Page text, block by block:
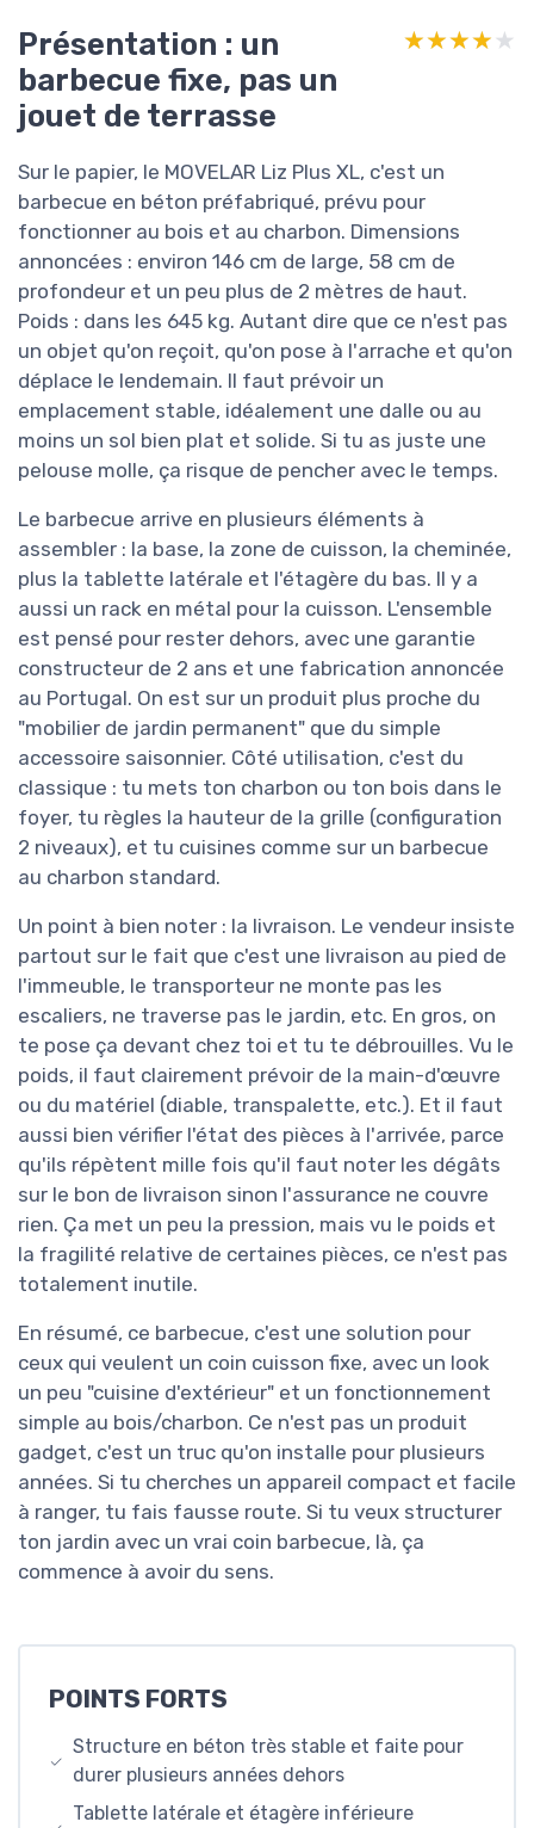
Présentation : un
barbecue fixe, pas un
jouet de terrasse
★★★★★
★★★★★
Sur le papier, le MOVELAR Liz Plus XL, c'est un
barbecue en béton préfabriqué, prévu pour
fonctionner au bois et au charbon. Dimensions
annoncées : environ 146 cm de large, 58 cm de
profondeur et un peu plus de 2 mètres de haut.
Poids : dans les 645 kg. Autant dire que ce n'est pas
un objet qu'on reçoit, qu'on pose à l'arrache et qu'on
déplace le lendemain. Il faut prévoir un
emplacement stable, idéalement une dalle ou au
moins un sol bien plat et solide. Si tu as juste une
pelouse molle, ça risque de pencher avec le temps.
Le barbecue arrive en plusieurs éléments à
assembler : la base, la zone de cuisson, la cheminée,
plus la tablette latérale et l'étagère du bas. Il y a
aussi un rack en métal pour la cuisson. L'ensemble
est pensé pour rester dehors, avec une garantie
constructeur de 2 ans et une fabrication annoncée
au Portugal. On est sur un produit plus proche du
"mobilier de jardin permanent" que du simple
accessoire saisonnier. Côté utilisation, c'est du
classique : tu mets ton charbon ou ton bois dans le
foyer, tu règles la hauteur de la grille (configuration
2 niveaux), et tu cuisines comme sur un barbecue
au charbon standard.
Un point à bien noter : la livraison. Le vendeur insiste
partout sur le fait que c'est une livraison au pied de
l'immeuble, le transporteur ne monte pas les
escaliers, ne traverse pas le jardin, etc. En gros, on
te pose ça devant chez toi et tu te débrouilles. Vu le
poids, il faut clairement prévoir de la main-d'œuvre
ou du matériel (diable, transpalette, etc.). Et il faut
aussi bien vérifier l'état des pièces à l'arrivée, parce
qu'ils répètent mille fois qu'il faut noter les dégâts
sur le bon de livraison sinon l'assurance ne couvre
rien. Ça met un peu la pression, mais vu le poids et
la fragilité relative de certaines pièces, ce n'est pas
totalement inutile.
En résumé, ce barbecue, c'est une solution pour
ceux qui veulent un coin cuisson fixe, avec un look
un peu "cuisine d'extérieur" et un fonctionnement
simple au bois/charbon. Ce n'est pas un produit
gadget, c'est un truc qu'on installe pour plusieurs
années. Si tu cherches un appareil compact et facile
à ranger, tu fais fausse route. Si tu veux structurer
ton jardin avec un vrai coin barbecue, là, ça
commence à avoir du sens.
POINTS FORTS
Structure en béton très stable et faite pour
durer plusieurs années dehors
Tablette latérale et étagère inférieure